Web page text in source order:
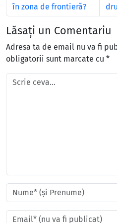
în zona de frontieră?
Lăsați un Comentariu
Adresa ta de email nu va fi
obligatorii sunt marcate cu *